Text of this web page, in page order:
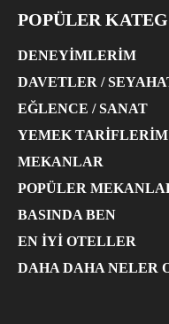
POPÜLER
DENEYIMLERIM
DAVETLER /
EĞLENCE / SANAT
YEMEK TARIFLERIM
MEKANLAR
POPÜLER
BASINDA BEN
EN İYI OTELLER
DAHA DAHA NELER